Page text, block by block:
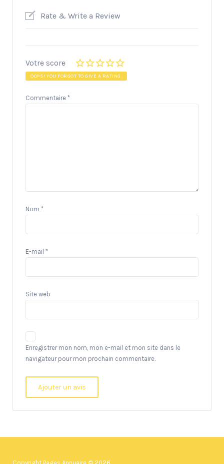
Rate & Write a Review
Votre score
OOPS! YOU FORGOT TO GIVE A RATING.
Commentaire *
Nom *
E-mail *
Site web
Enregistrer mon nom, mon e-mail et mon site dans le
navigateur pour mon prochain commentaire.